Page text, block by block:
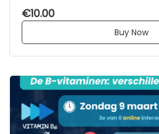
€10.00
Buy Now